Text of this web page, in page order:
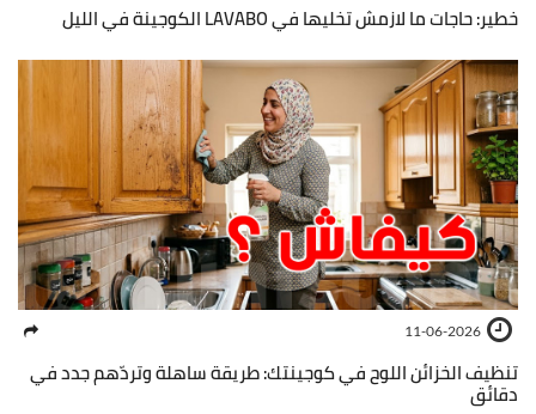
خطير: حاجات ما لازمش تخليها في LAVABO الكوجينة في الليل
11-06-2026
تنظيف الخزائن اللوح في كوجينتك: طريقة ساهلة وتردّهم جدد في
دقائق